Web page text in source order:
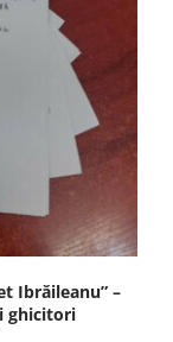
Ibrăileanu” –
ghicitori